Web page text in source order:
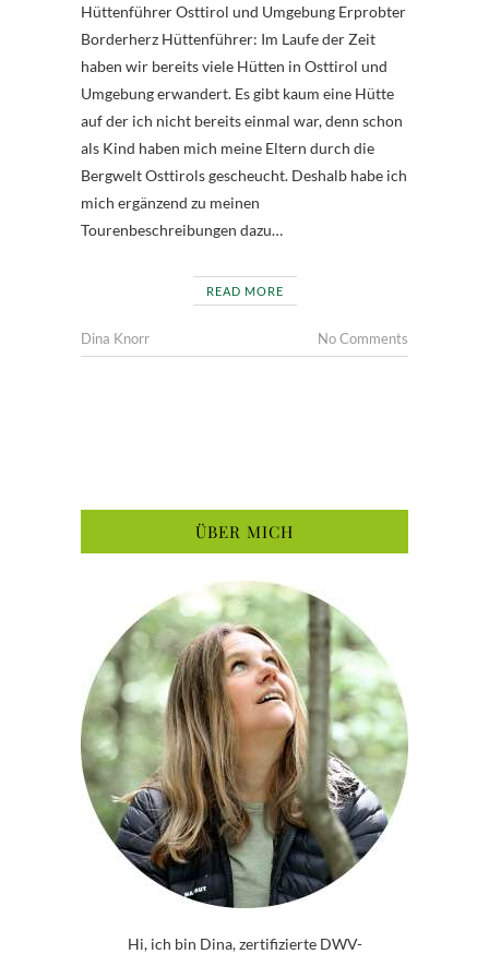
Hüttenführer Osttirol und Umgebung Erprobter
Borderherz Hüttenführer: Im Laufe der Zeit
haben wir bereits viele Hütten in Osttirol und
Umgebung erwandert. Es gibt kaum eine Hütte
auf der ich nicht bereits einmal war, denn schon
als Kind haben mich meine Eltern durch die
Bergwelt Osttirols gescheucht. Deshalb habe ich
mich ergänzend zu meinen
Tourenbeschreibungen dazu…
READ MORE
Dina Knorr No Comments
ÜBER MICH
Hi, ich bin Dina, zertifizierte DWV-